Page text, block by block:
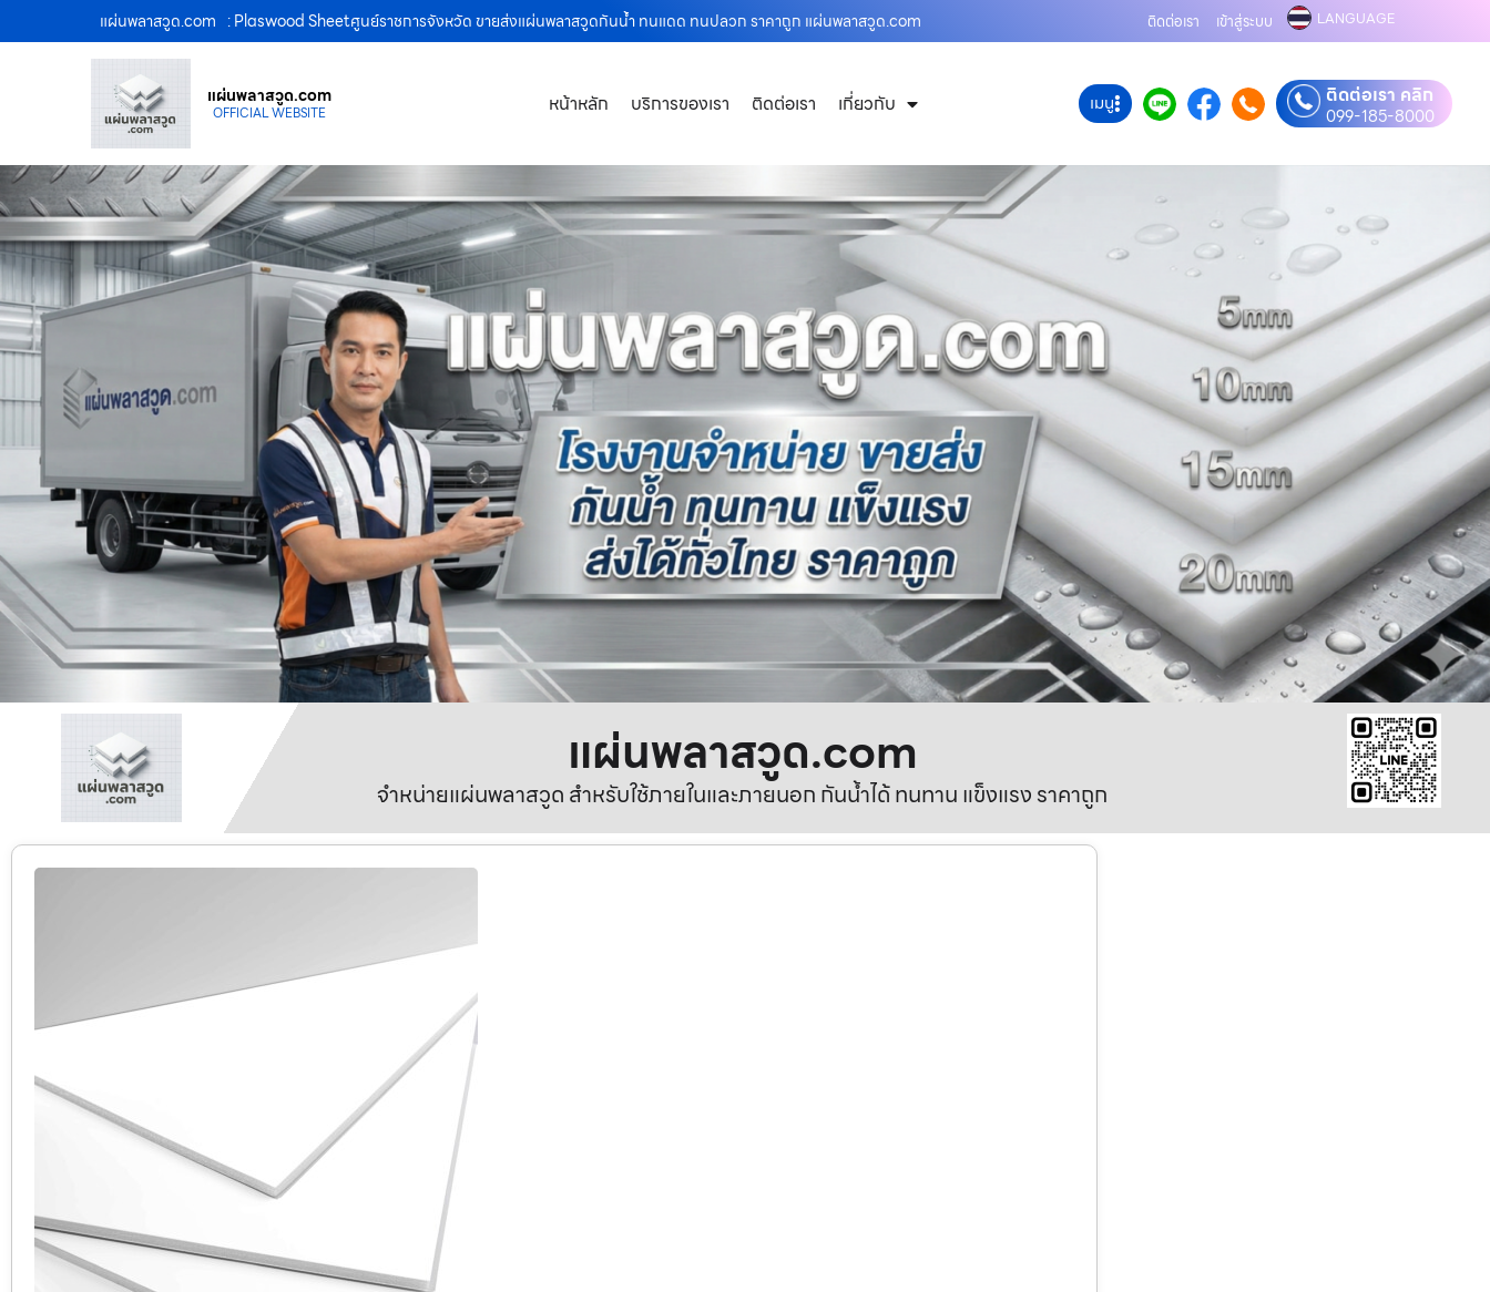
แผ่นพลาสวูด.com : Plaswood Sheetศูนย์ราชการจังหวัด ขายส่งแผ่นพลาสวูดกันน้ำ ทนแดด ทนปลวก ราคาถูก แผ่นพลาสวูด.com ติดต่อเรา เข้าสู่ระบบ LANGUAGE
แผ่นพลาสวูด.com
OFFICIAL WEBSITE หน้าหลัก บริการของเรา ติดต่อเรา เกี่ยวกับ เมนู ติดต่อเรา คลิก
099-185-8000
แผ่นพลาสวูด.com
จำหน่ายแผ่นพลาสวูด สำหรับใช้ภายในและภายนอก กันน้ำได้ ทนทาน แข็งแรง ราคาถูก